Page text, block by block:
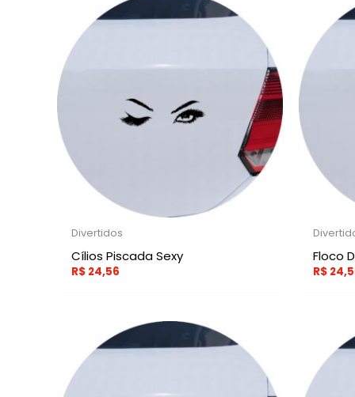
Divertidos
Cílios Piscada Sexy
R$ 24,56
Floco
R$